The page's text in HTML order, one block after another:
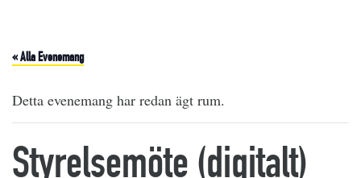
« Alla Evenemang
Detta evenemang har redan ägt rum.
Styrelsemöte (digitalt)